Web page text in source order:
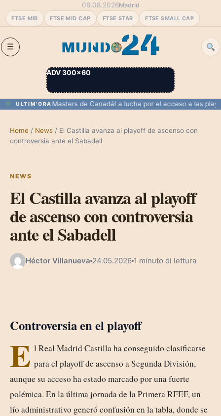
FTSE MIB FTSE MID CAP FTSE STAR FTSE SMALL CAP
06.08.2026Madrid
ADV 300×60
ULTIM'ORA
en el Masters de CanadáLa lucha por el acceso a las playas
Home / News / El Castilla avanza al playoff de ascenso con
controversia ante el Sabadell
NEWS
El Castilla avanza al playoff
de ascenso con controversia
ante el Sabadell
Héctor Villanueva 24.05.2026 1 minuto di lettura
Controversia en el playoff
E l Real Madrid Castilla ha conseguido clasificarse
para el playoff de ascenso a Segunda División,
aunque su acceso ha estado marcado por una fuerte
polémica. En la última jornada de la Primera RFEF, un
lío administrativo generó confusión en la tabla, donde se